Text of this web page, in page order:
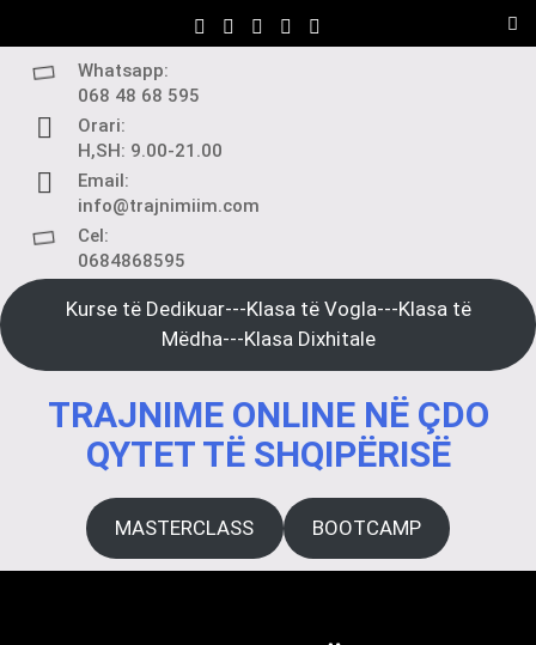
content
Whatsapp:
068 48 68 595
Orari:
H,SH: 9.00-21.00
Email:
info@trajnimiim.com
Cel:
0684868595
Kurse të Dedikuar---Klasa të Vogla---Klasa të
Mëdha---Klasa Dixhitale
TRAJNIME ONLINE NË ÇDO
QYTET TË SHQIPËRISË
MASTERCLASS BOOTCAMP